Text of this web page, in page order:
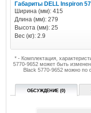
Габариты DELL Inspiron
Ширина (мм): 415
Длина (мм): 279
Высота (мм): 25
Вес (кг): 2.9
* - Комплектация,
5770-9652 может быть
Black 5770-9652 можно по
ОБСУЖДЕНИЕ (0)